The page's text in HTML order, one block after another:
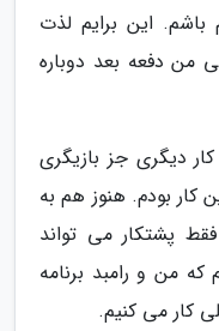
این برایم لذت
دفعه بعد دوباره
دیگری جز بازیگری
کار بودم. هنوز هم به
پشتکار می تواند
که من و رامبد برنامه
کار می کنیم.